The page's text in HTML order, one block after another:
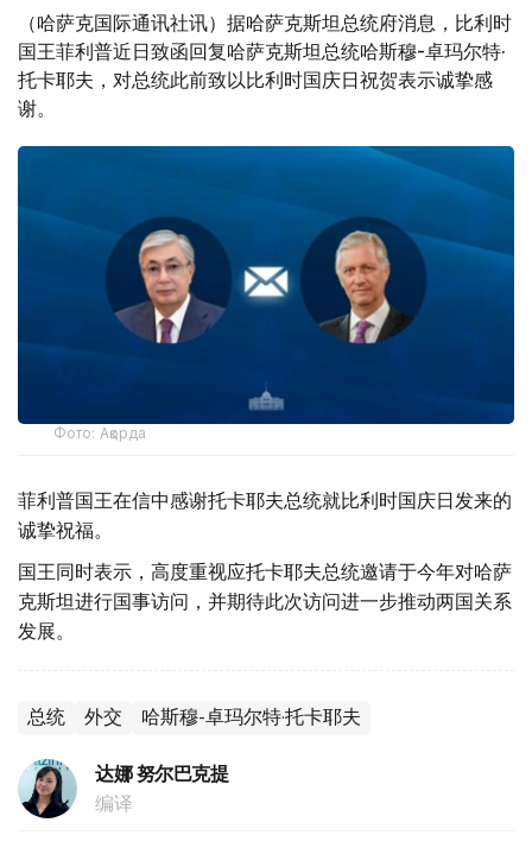
（哈萨克国际通讯社讯）据哈萨克斯坦总统府消息，比利时
国王菲利普近日致函回复哈萨克斯坦总统哈斯穆-卓玛尔特·
托卡耶夫，对总统此前致以比利时国庆日祝贺表示诚挚感
谢。
Фото: Ақорда
菲利普国王在信中感谢托卡耶夫总统就比利时国庆日发来的
诚挚祝福。
国王同时表示，高度重视应托卡耶夫总统邀请于今年对哈萨
克斯坦进行国事访问，并期待此次访问进一步推动两国关系
发展。
总统 外交 哈斯穆-卓玛尔特·托卡耶夫
达娜 努尔巴克提
编译